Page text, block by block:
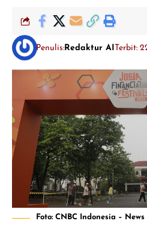
Penulis: Redaktur AITerbit:
Foto: CNBC Indonesia – News